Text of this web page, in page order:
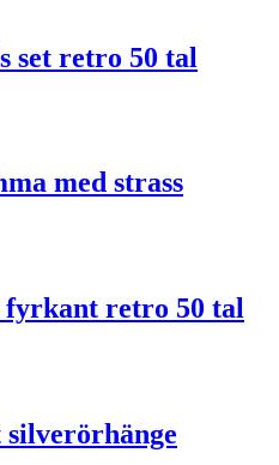
set retro 50 tal
med strass
fyrkant retro 50 tal